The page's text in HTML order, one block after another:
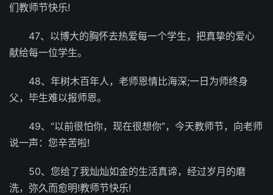
们教师节快乐!
47、以博大的胸怀去热爱每一个学生，把真挚的爱心
献给每一位学生。
48、年树木百年人，老师恩情比海深;一日为师终身
父，毕生难以报师恩。
49、“以前很怕你，现在很想你”，今天教师节，向老师
说一声：您辛苦啦!
50、您给了我灿灿如金的生活真谛，经过岁月的磨
洗，弥久而愈明!教师节快乐!